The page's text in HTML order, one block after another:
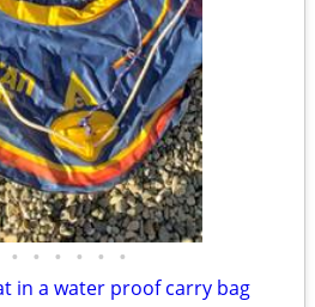
• • • • • •
in a water proof carry bag